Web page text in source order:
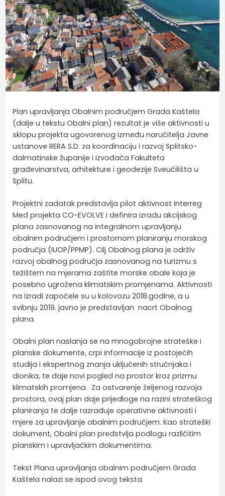
Plan upravljanja Obalnim područjem Grada Kaštela
(dalje u tekstu Obalni plan) rezultat je više aktivnosti u
sklopu projekta ugovorenog između naručitelja Javne
ustanove RERA S.D. za koordinaciju i razvoj Splitsko-
dalmatinske županije i izvođača Fakulteta
građevinarstva, arhitekture i geodezije Sveučilišta u
Splitu.
Projektni zadatak predstavlja pilot aktivnost Interreg
Med projekta CO-EVOLVE i definira izradu akcijskog
plana zasnovanog na integralnom upravljanju
obalnim područjem i prostornom planiranju morskog
područja (IUOP/PPMP). Cilj Obalnog plana je održiv
razvoj obalnog područja zasnovanog na turizmu s
težištem na mjerama zaštite morske obale koja je
posebno ugrožena klimatskim promjenama. Aktivnosti
na izradi započele su u kolovozu 2018.godine, a u
svibnju 2019. javno je predstavljan nacrt Obalnog
plana.
Obalni plan naslanja se na mnogobrojne strateške i
planske dokumente, crpi informacije iz postojećih
studija i ekspertnog znanja uključenih stručnjaka i
dionika, te daje novi pogled na prostor kroz prizmu
klimatskih promjena. Za ostvarenje željenog razvoja
prostora, ovaj plan daje prijedloge na razini strateškog
planiranja te dalje razrađuje operativne aktivnosti i
mjere za upravljanje obalnim područjem. Kao strateški
dokument, Obalni plan predstvlja podlogu različitim
planskim i upravljačkim dokumentima.
Tekst Plana upravljanja obalnim područjem Grada
Kaštela nalazi se ispod ovog teksta